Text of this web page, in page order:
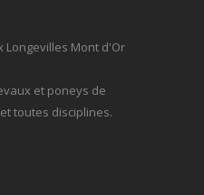
Longevilles Mont d'Or
et poneys de
toutes disciplines.